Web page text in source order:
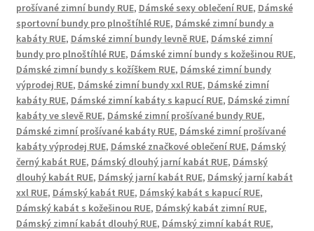
prošívané zimní bundy RUE, Dámské sexy oblečení RUE, Dámské
sportovní bundy pro plnoštíhlé RUE, Dámské zimní bundy a
kabáty RUE, Dámské zimní bundy levně RUE, Dámské zimní
bundy pro plnoštíhlé RUE, Dámské zimní bundy s kožešinou RUE,
Dámské zimní bundy s kožíškem RUE, Dámské zimní bundy
výprodej RUE, Dámské zimní bundy xxl RUE, Dámské zimní
kabáty RUE, Dámské zimní kabáty s kapucí RUE, Dámské zimní
kabáty ve slevě RUE, Dámské zimní prošívané bundy RUE,
Dámské zimní prošívané kabáty RUE, Dámské zimní prošívané
kabáty výprodej RUE, Dámské značkové oblečení RUE, Dámský
černý kabát RUE, Dámský dlouhý jarní kabát RUE, Dámský
dlouhý kabát RUE, Dámský jarní kabát RUE, Dámský jarní kabát
xxl RUE, Dámský kabát RUE, Dámský kabát s kapucí RUE,
Dámský kabát s kožešinou RUE, Dámský kabát zimní RUE,
Dámský zimní kabát dlouhý RUE, Dámský zimní kabát RUE,